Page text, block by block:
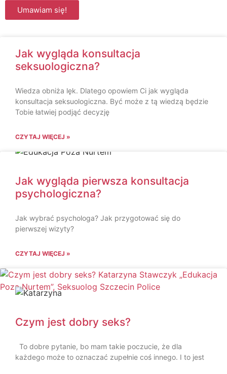
Umawiam się!
Jak wygląda konsultacja
seksuologiczna?
Wiedza obniża lęk. Dlatego opowiem Ci jak wygląda
konsultacja seksuologiczna. Być może z tą wiedzą będzie
Tobie łatwiej podjąć decyzję
CZYTAJ WIĘCEJ »
Jak wygląda pierwsza konsultacja
psychologiczna?
Jak wybrać psychologa? Jak przygotować się do
pierwszej wizyty?
CZYTAJ WIĘCEJ »
Czym jest dobry seks?
To dobre pytanie, bo mam takie poczucie, że dla
każdego może to oznaczać zupełnie coś innego. I to jest